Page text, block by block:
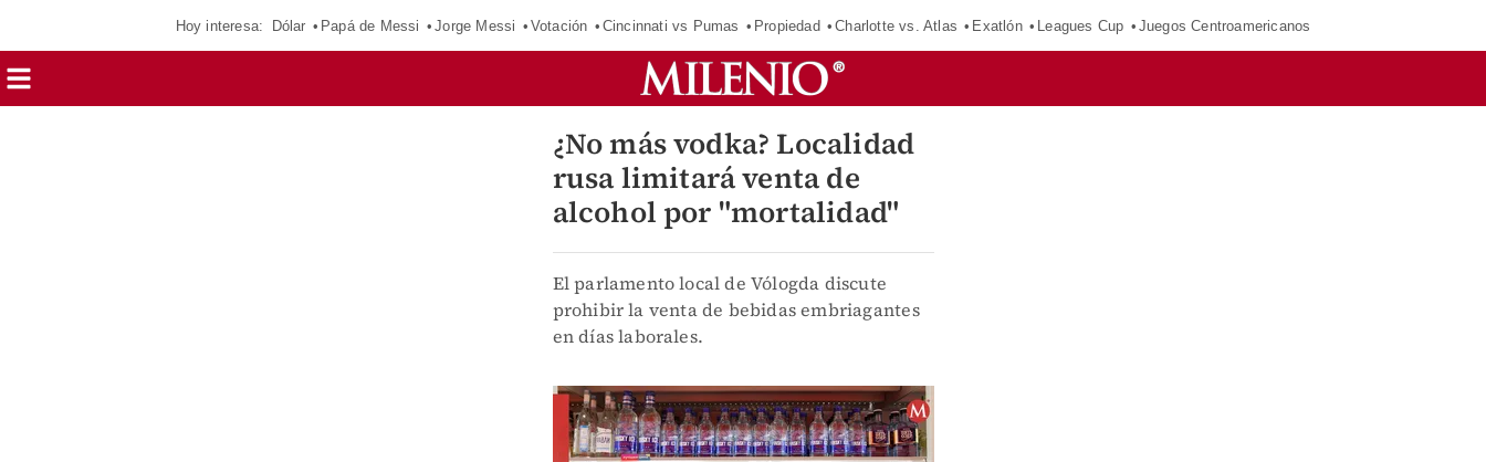
Hoy interesa: Dólar Papá de Messi Jorge Messi Votación Cincinnati vs Pumas Propiedad Charlotte vs. Atlas Exatlón Leagues Cup Juegos Centroamericanos
¿No más vodka? Localidad
rusa limitará venta de
alcohol por "mortalidad"
El parlamento local de Vólogda discute
prohibir la venta de bebidas embriagantes
en días laborales.